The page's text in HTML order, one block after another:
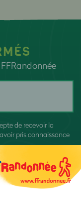
de recevoir la
pris connaissance